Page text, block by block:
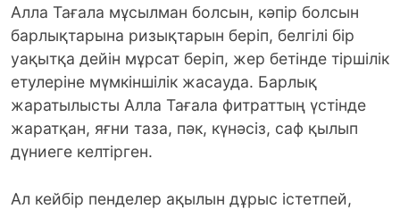
Алла Тағала мұсылман болсын, кәпір болсын
барлықтарына ризықтарын беріп, белгілі бір
уақытқа дейін мұрсат беріп, жер бетінде тіршілік
етулеріне мүмкіншілік жасауда. Барлық
жаратылысты Алла Тағала фитраттың үстінде
жаратқан, яғни таза, пәк, күнәсіз, саф қылып
дүниеге келтірген.
Ал кейбір пенделер ақылын дұрыс істетпей,